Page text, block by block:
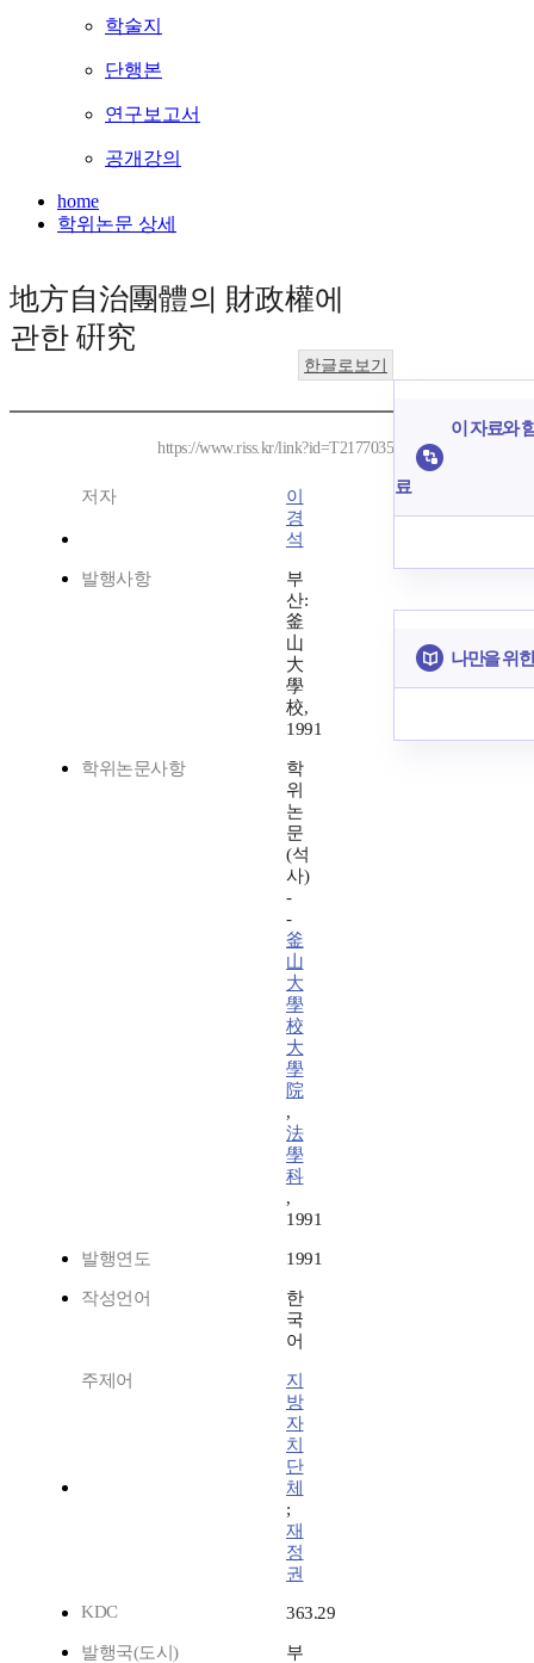
학술지
단행본
연구보고서
공개강의
home
학위논문 상세
地方自治團體의 財政權에
관한 硏究
한글로보기
https://www.riss.kr/link?id=T2177035
저자
이
경
석
발행사항
부
산:
釜
山
大
學
校,
1991
학위논문사항
학
위
논
문
(석
사)
-
-
釜
山
大
學
校
大
學
院
,
法
學
科
,
1991
발행연도 1991
작성언어
한
국
어
주제어
지
방
자
치
단
체
;
재
정
권
KDC
363.29
발행국(도시) 부
이 자료와
료
나만을 위